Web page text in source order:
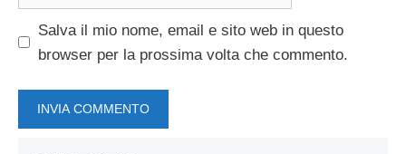
Salva il mio nome, email e sito web in questo
browser per la prossima volta che commento.